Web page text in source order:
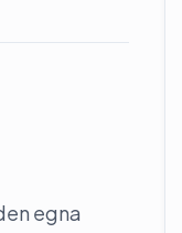
egna